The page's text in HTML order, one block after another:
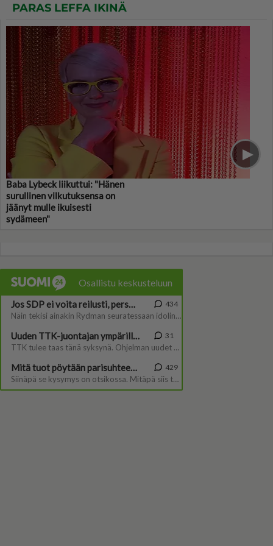
PARAS LEFFA IKINÄ
Baba Lybeck liikuttui: "Hänen
surullinen vilkutuksensa on
jäänyt mulle ikuisesti
sydämeen"